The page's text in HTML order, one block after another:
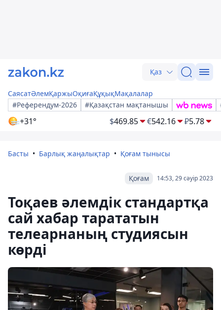
Қаз
СаясатӘлемҚаржыОқиғаҚұқықМақалалар
#Референдум-2026
#Қазақстан мақтанышы
+31° $469.85 €542.16 ₽5.78
Басты Барлық жаңалықтар Қоғам тынысы
14:53, 29 сәуір 2023
Қоғам
Тоқаев әлемдік стандартқа
сай хабар тарататын
телеарнаның студиясын
көрді